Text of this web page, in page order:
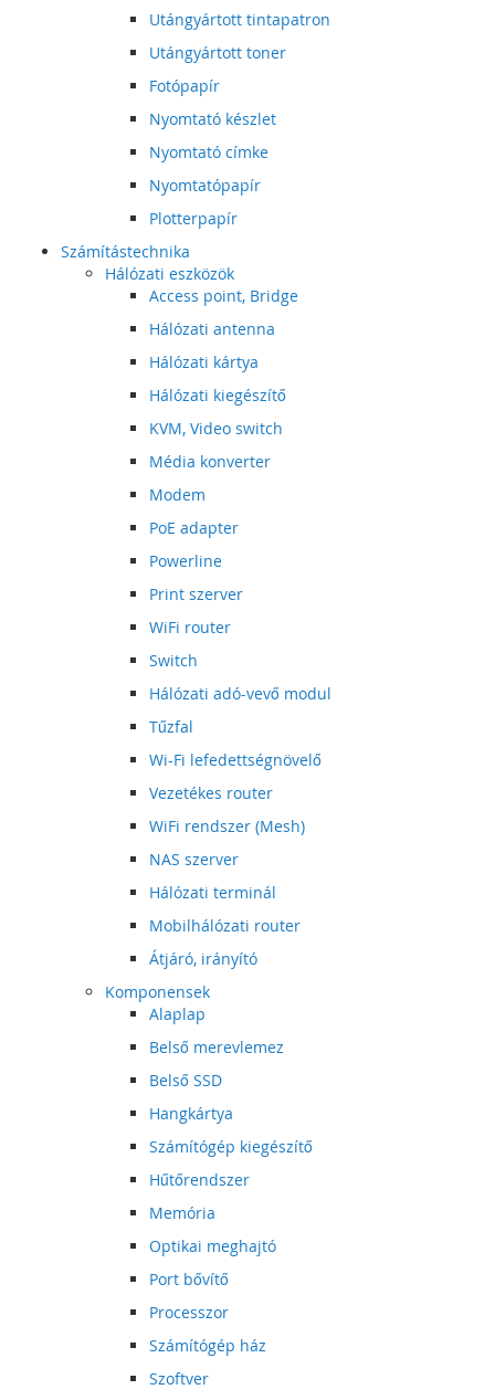
Utángyártott tintapatron
Utángyártott toner
Fotópapír
Nyomtató készlet
Nyomtató címke
Nyomtatópapír
Plotterpapír
Számítástechnika
Hálózati eszközök
Access point, Bridge
Hálózati antenna
Hálózati kártya
Hálózati kiegészítő
KVM, Video switch
Média konverter
Modem
PoE adapter
Powerline
Print szerver
WiFi router
Switch
Hálózati adó-vevő modul
Tűzfal
Wi-Fi lefedettségnövelő
Vezetékes router
WiFi rendszer (Mesh)
NAS szerver
Hálózati terminál
Mobilhálózati router
Átjáró, irányító
Komponensek
Alaplap
Belső merevlemez
Belső SSD
Hangkártya
Számítógép kiegészítő
Hűtőrendszer
Memória
Optikai meghajtó
Port bővítő
Processzor
Számítógép ház
Szoftver